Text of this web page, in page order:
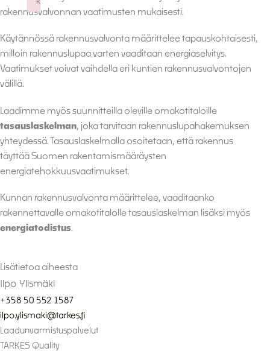
rakennusvalvonnan vaatimusten mukaisesti.
Käytännössä rakennusvalvonta määrittelee tapauskohtaisesti,
milloin rakennuslupaa varten vaaditaan energiaselvitys.
Vaatimukset voivat vaihdella eri kuntien rakennusvalvontojen
välillä.
Laadimme myös suunnitteilla oleville omakotitaloille
tasauslaskelman , joka tarvitaan rakennuslupahakemuksen
yhteydessä. Tasauslaskelmalla osoitetaan, että rakennus
täyttää Suomen rakentamismääräysten
energiatehokkuusvaatimukset.
Kunnan rakennusvalvonta määrittelee, vaaditaanko
rakennettavalle omakotitalolle tasauslaskelman lisäksi myös
energiatodistus.
Lisätietoa aiheesta
Ilpo Ylismäki
+358 50 552 1587
ilpo.ylismaki@tarkes.fi
Laadunvarmistuspalvelut
TARKES Quality
Failed to initialize plugin: wplink